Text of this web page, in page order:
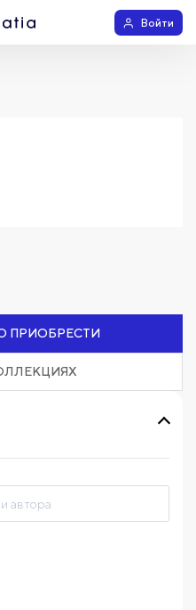
Войти
ПРИОБРЕСТИ